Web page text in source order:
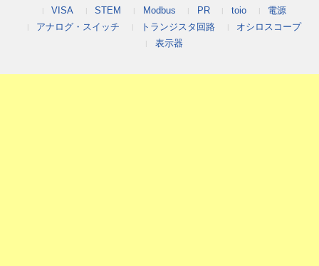
VISA
STEM Modbus PR toio
電源
アナログ・スイッチ
トランジスタ回路
オシロスコープ
表示器